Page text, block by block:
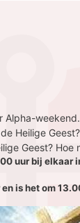
Alpha-weekend.
Heilige
Geest? Hoe
uur bij elkaar
is het om